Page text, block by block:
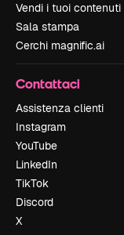
Vendi i tuoi contenuti
Sala stampa
Cerchi magnific.ai
Contattaci
Assistenza clienti
Instagram
YouTube
LinkedIn
TikTok
Discord
X